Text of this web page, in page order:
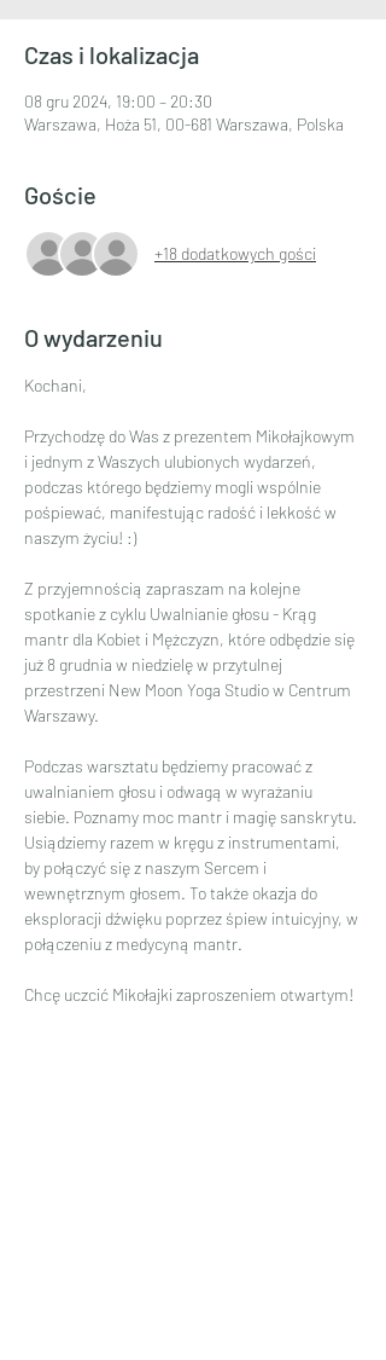
Czas i lokalizacja
08 gru 2024, 19:00 – 20:30
Warszawa, Hoża 51, 00-681 Warszawa, Polska
Goście
+18 dodatkowych gości
O wydarzeniu
Kochani,
Przychodzę do Was z prezentem Mikołajkowym
i jednym z Waszych ulubionych wydarzeń,
podczas którego będziemy mogli wspólnie
pośpiewać, manifestując radość i lekkość w
naszym życiu! :)
Z przyjemnością zapraszam na kolejne
spotkanie z cyklu Uwalnianie głosu - Krąg
mantr dla Kobiet i Mężczyzn, które odbędzie się
już 8 grudnia w niedzielę w przytulnej
przestrzeni New Moon Yoga Studio w Centrum
Warszawy.
Podczas warsztatu będziemy pracować z
uwalnianiem głosu i odwagą w wyrażaniu
siebie. Poznamy moc mantr i magię sanskrytu.
Usiądziemy razem w kręgu z instrumentami,
by połączyć się z naszym Sercem i
wewnętrznym głosem. To także okazja do
eksploracji dźwięku poprzez śpiew intuicyjny, w
połączeniu z medycyną mantr.
Chcę uczcić Mikołajki zaproszeniem otwartym!